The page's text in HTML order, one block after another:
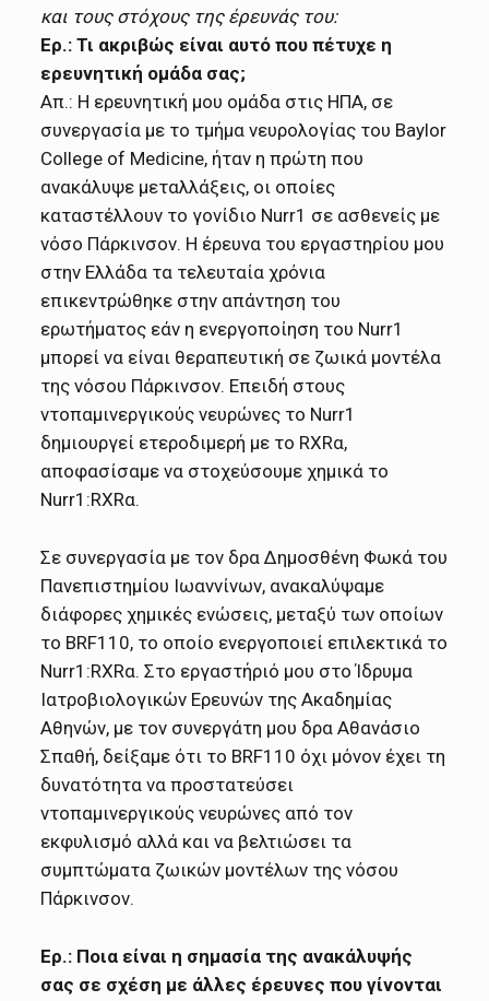
και τους στόχους της έρευνάς του:
Ερ.: Τι ακριβώς είναι αυτό που πέτυχε η
ερευνητική ομάδα σας;
Απ.: Η ερευνητική μου ομάδα στις ΗΠΑ, σε
συνεργασία με το τμήμα νευρολογίας του Baylor
College of Medicine, ήταν η πρώτη που
ανακάλυψε μεταλλάξεις, οι οποίες
καταστέλλουν το γονίδιο Nurr1 σε ασθενείς με
νόσο Πάρκινσον. Η έρευνα του εργαστηρίου μου
στην Ελλάδα τα τελευταία χρόνια
επικεντρώθηκε στην απάντηση του
ερωτήματος εάν η ενεργοποίηση του Nurr1
μπορεί να είναι θεραπευτική σε ζωικά μοντέλα
της νόσου Πάρκινσον. Επειδή στους
ντοπαμινεργικούς νευρώνες το Nurr1
δημιουργεί ετεροδιμερή με το RXRα,
αποφασίσαμε να στοχεύσουμε χημικά το
Nurr1:RXRα.
Σε συνεργασία με τον δρα Δημοσθένη Φωκά του
Πανεπιστημίου Ιωαννίνων, ανακαλύψαμε
διάφορες χημικές ενώσεις, μεταξύ των οποίων
το BRF110, το οποίο ενεργοποιεί επιλεκτικά το
Nurr1:RXRα. Στο εργαστήριό μου στο Ίδρυμα
Ιατροβιολογικών Ερευνών της Ακαδημίας
Αθηνών, με τον συνεργάτη μου δρα Αθανάσιο
Σπαθή, δείξαμε ότι το BRF110 όχι μόνον έχει τη
δυνατότητα να προστατεύσει
ντοπαμινεργικούς νευρώνες από τον
εκφυλισμό αλλά και να βελτιώσει τα
συμπτώματα ζωικών μοντέλων της νόσου
Πάρκινσον.
Ερ.: Ποια είναι η σημασία της ανακάλυψής
σας σε σχέση με άλλες έρευνες που γίνονται